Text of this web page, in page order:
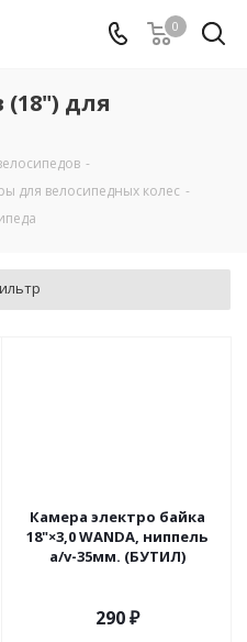
0
для
-
для велосипедных колес -
Камера электро байка
18"×3,0 WANDA, ниппель
а/v-35мм. (БУТИЛ)
290₽